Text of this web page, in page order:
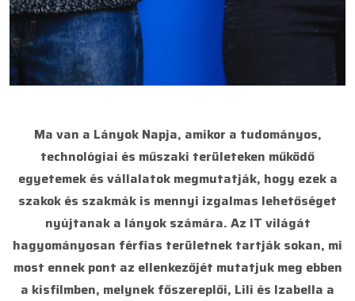
Ma van a Lányok Napja, amikor a tudományos,
technológiai és műszaki területeken működő
egyetemek és vállalatok megmutatják, hogy ezek a
szakok és szakmák is mennyi izgalmas lehetőséget
nyújtanak a lányok számára. Az IT világát
hagyományosan férfias területnek tartják sokan, mi
most ennek pont az ellenkezőjét mutatjuk meg ebben
a kisfilmben, melynek főszereplői, Lili és Izabella a